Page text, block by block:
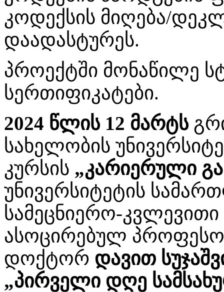
კოდექსის მიღება/
დაადასტურეს.
პროექტში მონაწილე
სერთიფიკატები.
2024 წლის 12 მარტს
სახელობის
კურსის „კარიერული
უნივერსიტეტის
სამეცნიერო-კვლევითი
ასოცირებულ
დოქტორ დავით
„პირველი დღე